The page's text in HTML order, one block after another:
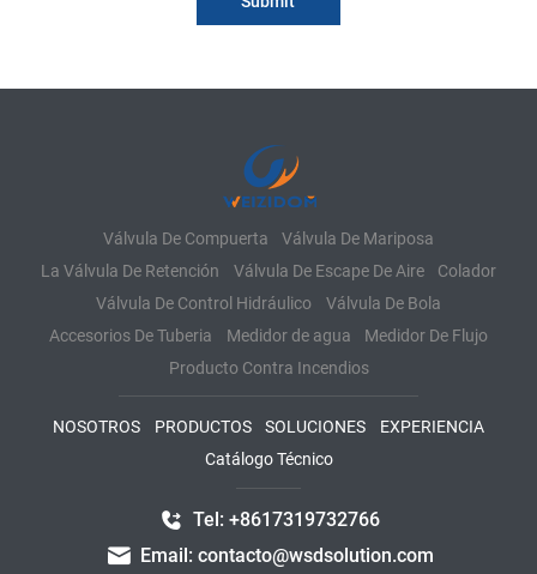
Válvula De Compuerta
Válvula De Mariposa
La Válvula De Retención
Válvula De Escape De Aire
Colador
Válvula De Control Hidráulico
Válvula De Bola
Accesorios De Tuberia
Medidor de agua
Medidor De Flujo
Producto Contra Incendios
NOSOTROS PRODUCTOS SOLUCIONES
EXPERIENCIA
Catálogo Técnico
Tel: +8617319732766
Email: contacto@wsdsolution.com